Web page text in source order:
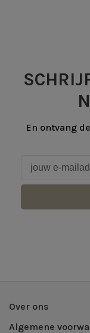
En ontvang
Over ons
Algemene